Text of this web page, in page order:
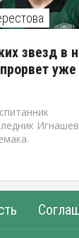
звезд в
уже